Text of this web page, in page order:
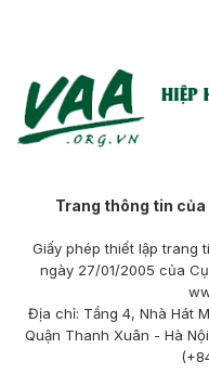
Trang thông tin của
Giấy phép thiết lập trang
ngày 27/01/2005 của
Địa chỉ: Tầng 4, Nhà Hát
Quận Thanh Xuân - Hà